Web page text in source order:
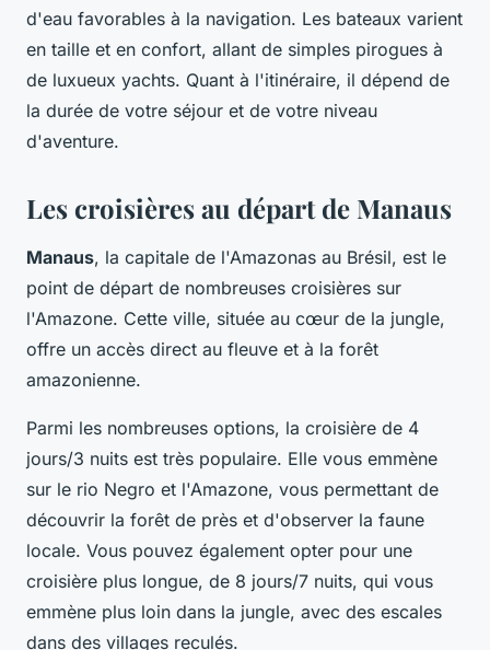
d'eau favorables à la navigation. Les bateaux varient
en taille et en confort, allant de simples pirogues à
de luxueux yachts. Quant à l'itinéraire, il dépend de
la durée de votre séjour et de votre niveau
d'aventure.
Les croisières au départ de Manaus
Manaus, la capitale de l'Amazonas au Brésil, est le
point de départ de nombreuses croisières sur
l'Amazone. Cette ville, située au cœur de la jungle,
offre un accès direct au fleuve et à la forêt
amazonienne.
Parmi les nombreuses options, la croisière de 4
jours/3 nuits est très populaire. Elle vous emmène
sur le rio Negro et l'Amazone, vous permettant de
découvrir la forêt de près et d'observer la faune
locale. Vous pouvez également opter pour une
croisière plus longue, de 8 jours/7 nuits, qui vous
emmène plus loin dans la jungle, avec des escales
dans des villages reculés.